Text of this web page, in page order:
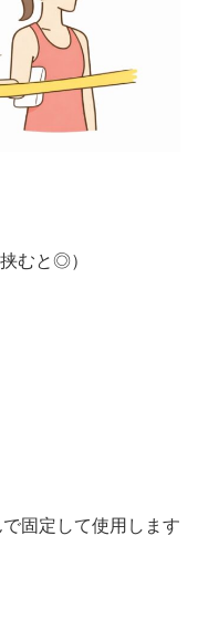
むと◎）
固定して使用します